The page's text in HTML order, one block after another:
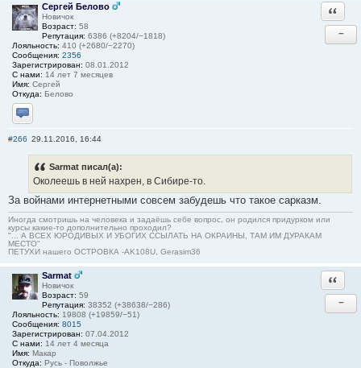
Сергей Белово
Новичок
Возраст: 58
Репутация: 6386 (+8204/−1818)
Лояльность: 410 (+2680/−2270)
Сообщения: 2356
Зарегистрирован: 08.01.2012
С нами: 14 лет 7 месяцев
Имя: Сергей
Откуда: Белово
Отправить личное сообщение
−
#266 29.11.2016, 16:44
Sarmat писал(а):
Околеешь в ней нахрен, в Сибире-то.
За войнами интернетными совсем забудешь что такое сарказм.
Иногда смотришь на человека и задаёшь себе вопрос, он родился придурком или
курсы какие-то дополнительно проходил?
"... А ВСЕХ ЮРОДИВЫХ И УБОГИХ ССЫЛАТЬ НА ОКРАИНЫ, ТАМ ИМ ДУРАКАМ
МЕСТО"
ПЕТУХИ нашего ОСТРОВКА -AK108U, Gerasim36
Sarmat
Новичок
Возраст: 59
Репутация: 38352 (+38638/−286)
Лояльность: 19808 (+19859/−51)
Сообщения: 8015
Зарегистрирован: 07.04.2012
С нами: 14 лет 4 месяца
Имя: Макар
Откуда: Русь - Поволжье
−